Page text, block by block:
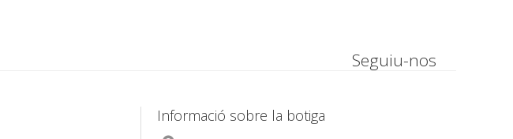
Seguiu-nos
Informació sobre la botiga